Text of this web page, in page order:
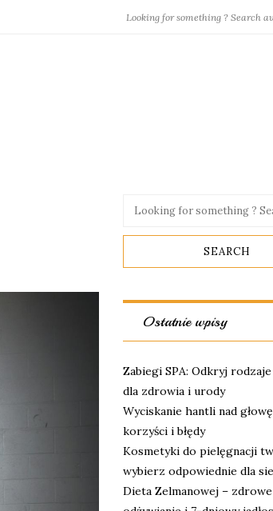
Ostatnie wpisy
Zabiegi SPA: Odkryj
dla zdrowia i urody
Wyciskanie hantli nad
korzyści i błędy
Kosmetyki do pielęgnacji
wybierz odpowiednie dla
Dieta Zelmanowej – zdrowe